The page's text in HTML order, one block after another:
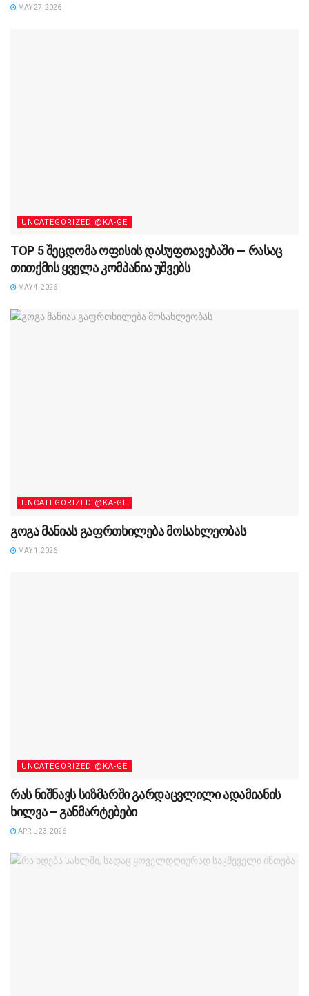
MAY 27, 2026
UNCATEGORIZED @KA-GE
TOP 5 შეცდომა ოფისის დასუფთავებაში — რასაც
თითქმის ყველა კომპანია უშვებს
MAY 4, 2026
UNCATEGORIZED @KA-GE
გოგა მანიას გაფრთხილება მოსახლეობას
MAY 1, 2026
UNCATEGORIZED @KA-GE
რას ნიშნავს სიზმარში გარდაცვლილი ადამიანის
ხილვა – განმარტებები
APRIL 23, 2026